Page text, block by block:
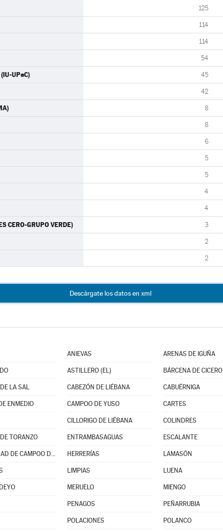
125
114
114
54
UPeC) 45
42
8
8
6
5
5
4
4
CERO-GRUPO VERDE) 3
2
2
Descárgate los datos en xml
ANIEVAS ARENAS DE IGUÑA
ASTILLERO (EL) BÁRCENA DE CICERO
LA SAL CABEZÓN DE LIÉBANA CABUÉRNIGA
ENMEDIO CAMPOO DE YUSO CARTES
CILLORIGO DE LIÉBANA COLINDRES
TORANZO ENTRAMBASAGUAS ESCALANTE
HERMANDAD DE CAMPOO DE SUSO HERRERÍAS LAMASÓN
LIMPIAS LUENA
MERUELO MIENGO
PENAGOS PEÑARRUBIA
POLACIONES POLANCO